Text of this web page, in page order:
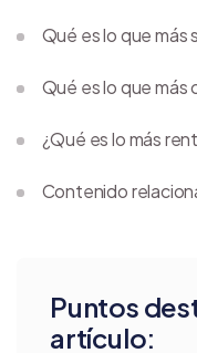
Puntos
artículo:
Qué es lo que más
Qué es lo que más
¿Qué es lo más
Contenido